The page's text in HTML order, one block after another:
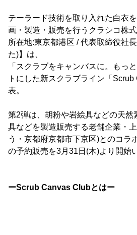
テーラード技術を取り入れた白衣
画・製造・販売を行うクラシコ株
所在地:東京都港区 / 代表取締役社
た)】は、
「スクラブをキャンバスに。もっ
トにした新スクラブライン「
表。
第2弾は、胡粉や岩絵具などの天然
具などを製造販売する老舗企業・
う・京都府京都市下京区)とのコラ
の予約販売を3月31日(木)より開始
ーScrub Canvas Clubとはー